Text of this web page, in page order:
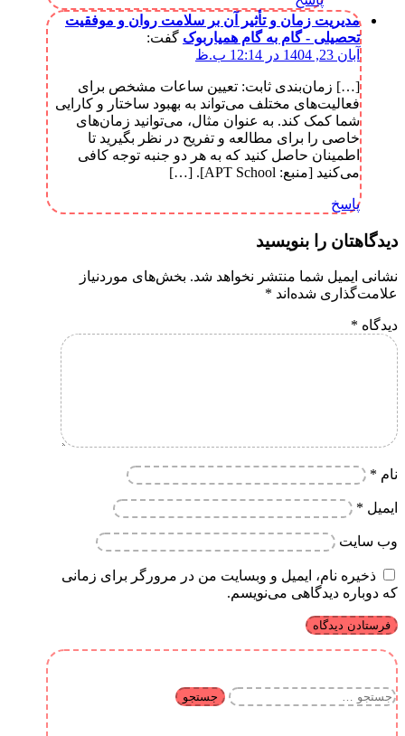
مدیریت زمان و تأثیر آن بر سلامت روان و موفقیت
تحصیلی - گام به گام همیاربوک گفت:
آبان 23, 1404 در 12:14 ب.ظ
[…] زمان‌بندی ثابت: تعیین ساعات مشخص برای
فعالیت‌های مختلف می‌تواند به بهبود ساختار و کارایی
شما کمک کند. به عنوان مثال، می‌توانید زمان‌های
خاصی را برای مطالعه و تفریح در نظر بگیرید تا
اطمینان حاصل کنید که به هر دو جنبه توجه کافی
می‌کنید [منبع: APT School]. […]
پاسخ
دیدگاهتان را بنویسید
نشانی ایمیل شما منتشر نخواهد شد. بخش‌های موردنیاز
علامت‌گذاری شده‌اند *
دیدگاه *
نام *
ایمیل *
وب‌ سایت
ذخیره نام، ایمیل و وبسایت من در مرورگر برای زمانی
که دوباره دیدگاهی می‌نویسم.
جستجو
برای: